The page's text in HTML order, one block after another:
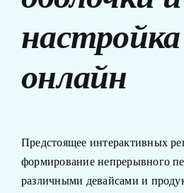
онлайн
Предстоящее интерактивных
формирование непрерывного
различными девайсами и